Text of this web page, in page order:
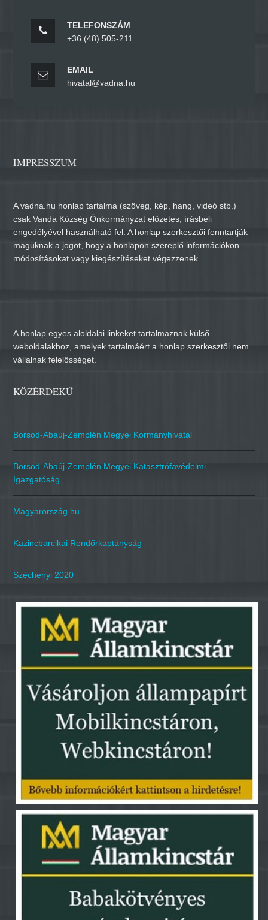
TELEFONSZÁM
+36 (48) 505-211
EMAIL
hivatal@vadna.hu
IMPRESSZUM
A vadna.hu honlap tartalma (szöveg, kép, hang, videó stb.)
csak Vanda Község Önkormányzat előzetes, írásbeli
engedélyével használható fel. A honlap szerkesztői fenntartják
maguknak a jogot, hogy a honlapon szereplő információkon
módosításokat vagy kiegészítéseket végezzenek.
A honlap egyes aloldalai linkeket tartalmaznak külső
weboldalakhoz, amelyek tartalmáért a honlap szerkesztői nem
vállalnak felelősséget.
KÖZÉRDEKŰ
Borsod-Abaúj-Zemplén Megyei Kormányhivatal
Borsod-Abaúj-Zemplén Megyei Katasztrófavédelmi
Igazgatóság
Magyarország.hu
Kazincbarcikai Rendőrkaptányság
Széchenyi 2020